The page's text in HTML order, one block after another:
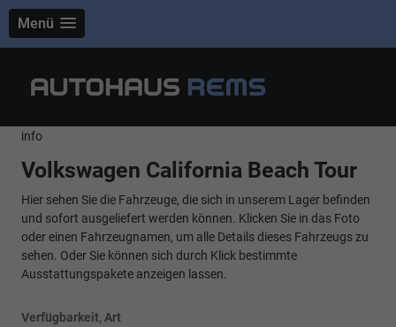
Menü
info
Volkswagen California Beach Tour
Hier sehen Sie die Fahrzeuge, die sich in unserem Lager befinden
und sofort ausgeliefert werden können. Klicken Sie in das Foto
oder einen Fahrzeugnamen, um alle Details dieses Fahrzeugs zu
sehen. Oder Sie können sich durch Klick bestimmte
Ausstattungspakete anzeigen lassen.
Verfügbarkeit, Art